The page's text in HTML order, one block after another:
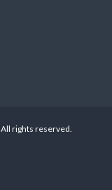
All rights reserved.